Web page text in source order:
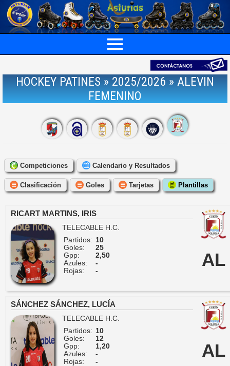
HOCKEY PATINES » 2025/2026 » ALEVIN
FEMENINO
Competiciones Calendario y Resultados
Clasificación Goles Tarjetas Plantillas
RICART MARTINS, IRIS
TELECABLE H.C.
Partidos: 10
Goles:
25
Gpp:
2,50
Azules:
-
Rojas:
-
AL
SÁNCHEZ SÁNCHEZ, LUCÍA
TELECABLE H.C.
Partidos: 10
Goles:
12
Gpp:
1,20
Azules:
-
Rojas:
-
AL